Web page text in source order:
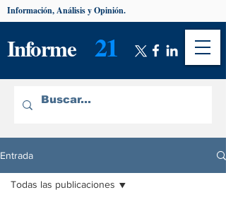
Informe 21
Información, Análisis y Opinión.
Entrada
Todas las publicaciones